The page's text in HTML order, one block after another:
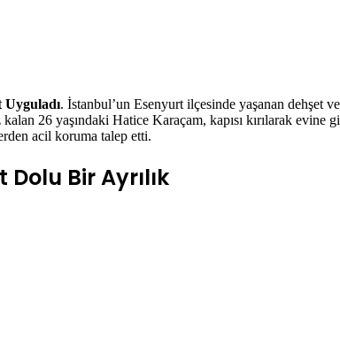
Uyguladı. İstanbul’un Esenyurt ilçesinde yaşanan dehşet
26 yaşındaki Hatice Karaçam, kapısı kırılarak evine
acil koruma talep etti.
Bir Ayrılık